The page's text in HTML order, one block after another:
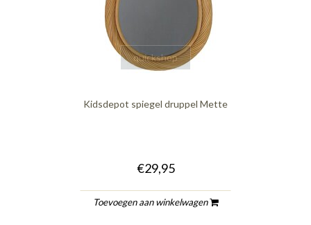
quickshop
Kidsdepot spiegel druppel Mette
€29,95
Toevoegen aan winkelwagen